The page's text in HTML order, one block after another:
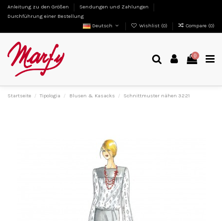
Anleitung zu den Größen
Sendungen und Zahlungen
Durchführung einer Bestellung
Deutsch
Wishlist (0) Compare (0)
0
Startseite Tipologia Blusen & Kasacks Schnittmuster nähen 3221